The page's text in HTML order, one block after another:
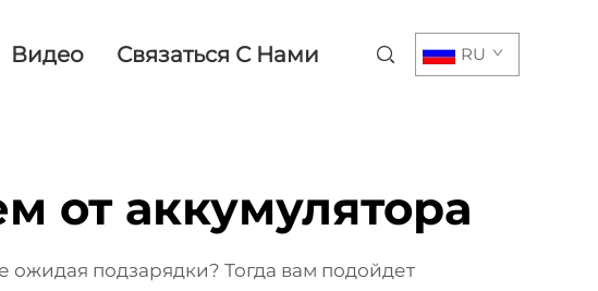
Видео Связаться С Нами RU
от аккумулятора
ожидая подзарядки? Тогда вам подойдет